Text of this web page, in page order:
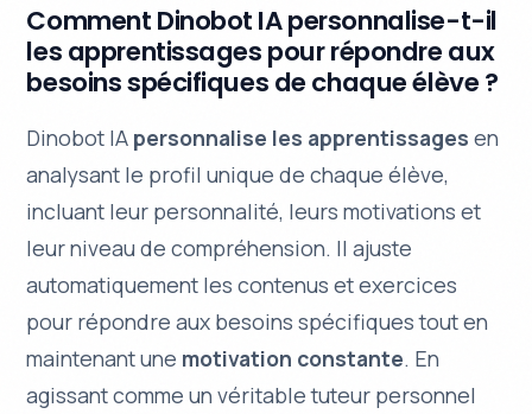
Comment Dinobot IA personnalise-t-il
les apprentissages pour répondre aux
besoins spécifiques de chaque élève ?
Dinobot IA personnalise les apprentissages en
analysant le profil unique de chaque élève,
incluant leur personnalité, leurs motivations et
leur niveau de compréhension. Il ajuste
automatiquement les contenus et exercices
pour répondre aux besoins spécifiques tout en
maintenant une motivation constante. En
agissant comme un véritable tuteur personnel